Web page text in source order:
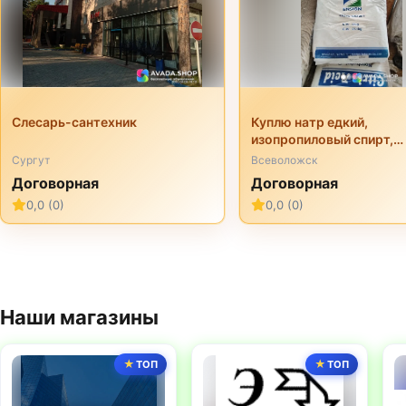
Слесарь-сантехник
Сургут
Договорная
0,0 (0)
Куплю натр едкий,
изопропиловый спирт,
перкарбонат натрия,
неликвиды
Всеволожск
Договорная
0,0 (0)
Наши магазины
ТОП ТОП